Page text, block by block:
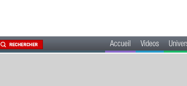
Accueil Videos